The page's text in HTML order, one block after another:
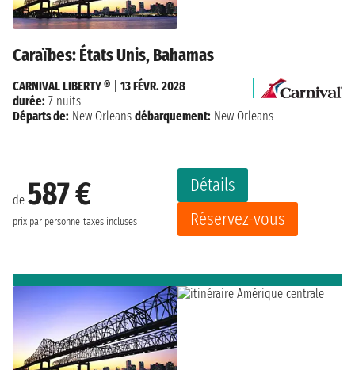
Caraïbes: États Unis, Bahamas
de 587 €
prix par personne taxes incluses
Détails
Réservez-vous
CARNIVAL LIBERTY ®
13 FÉVR. 2028
durée: 7 nuits
Départs de: New Orleans débarquement: New Orleans